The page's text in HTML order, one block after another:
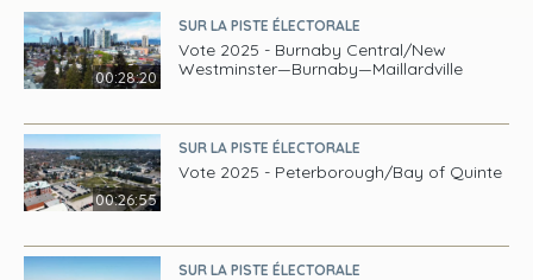
00:28:20
SUR LA PISTE ÉLECTORALE
Vote 2025 - Burnaby Central/New
Westminster—Burnaby—Maillardville
00:26:55
SUR LA PISTE ÉLECTORALE
Vote 2025 - Peterborough/Bay of Quinte
SUR LA PISTE ÉLECTORALE